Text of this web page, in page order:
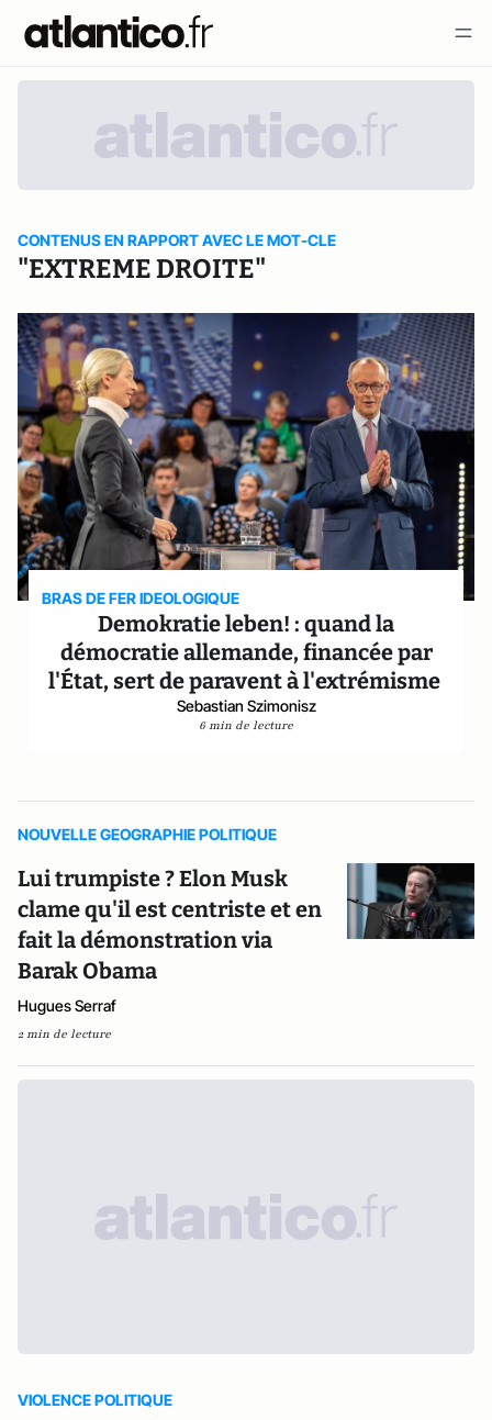
CONTENUS EN RAPPORT AVEC LE MOT-CLE
"EXTREME DROITE"
BRAS DE FER IDEOLOGIQUE
Demokratie leben! : quand la
démocratie allemande, financée par
l'État, sert de paravent à l'extrémisme
Sebastian Szimonisz
6 min de lecture
NOUVELLE GEOGRAPHIE POLITIQUE
Lui trumpiste ? Elon Musk
clame qu'il est centriste et en
fait la démonstration via
Barak Obama
Hugues Serraf
2 min de lecture
VIOLENCE POLITIQUE